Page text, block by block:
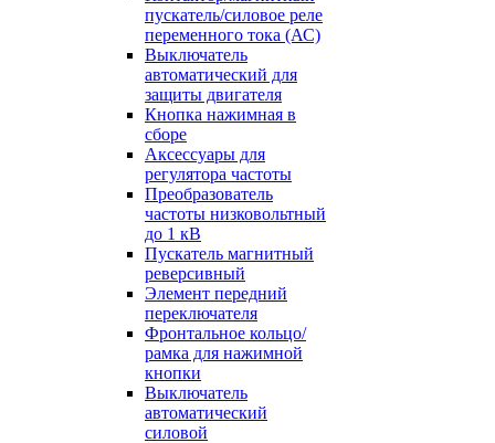
пускатель/силовое реле
переменного тока (АС)
Выключатель
автоматический для
защиты двигателя
Кнопка нажимная в
сборе
Аксессуары для
регулятора частоты
Преобразователь
частоты низковольтный
до 1 кВ
Пускатель магнитный
реверсивный
Элемент передний
переключателя
Фронтальное кольцо/
рамка для нажимной
кнопки
Выключатель
автоматический
силовой